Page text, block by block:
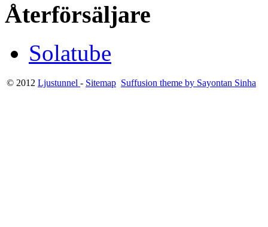
Återförsäljare
Solatube
© 2012 Ljustunnel - Sitemap Suffusion theme by Sayontan Sinha